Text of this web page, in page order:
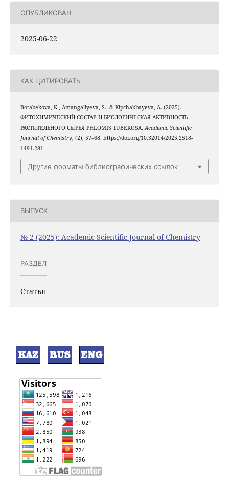
ОПУБЛИКОВАН
2025-06-22
КАК ЦИТИРОВАТЬ
Botabekova, K., Amangaliyeva, S., & Kipchakbayeva, A. (2025).
ФИТОХИМИЧЕСКИЙ СОСТАВ И БИОЛОГИЧЕСКАЯ АКТИВНОСТЬ
РАСТИТЕЛЬНОГО СЫРЬЯ PHLOMIS TUBEROSA.Academic Scientific
Journal of Chemistry, (2), 57–68. https://doi.org/10.32014/2025.2518-
1491.281
Другие форматы библиографических ссылок
ВЫПУСК
№ 2 (2025): Academic Scientific Journal of Chemistry
РАЗДЕЛ
Статьи